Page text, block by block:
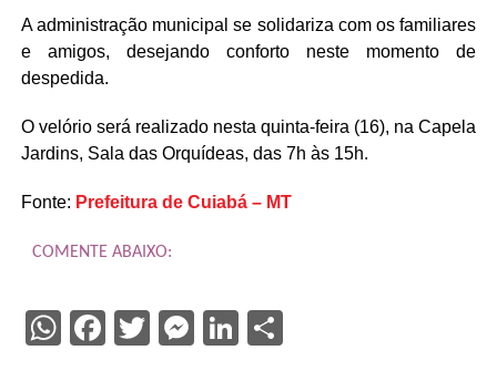
A administração municipal se solidariza com os familiares
e amigos, desejando conforto neste momento de
despedida.
O velório será realizado nesta quinta-feira (16), na Capela
Jardins, Sala das Orquídeas, das 7h às 15h.
Fonte: Prefeitura de Cuiabá – MT
COMENTE ABAIXO:
WhatsApp
Facebook
Twitter
Messenger
LinkedIn
Share